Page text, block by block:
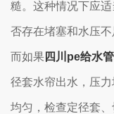
糙。这种情况下应
否存在堵塞和水压不
而如果四川 pe给水管
径套水帘出水，压
均匀，检查定径套、